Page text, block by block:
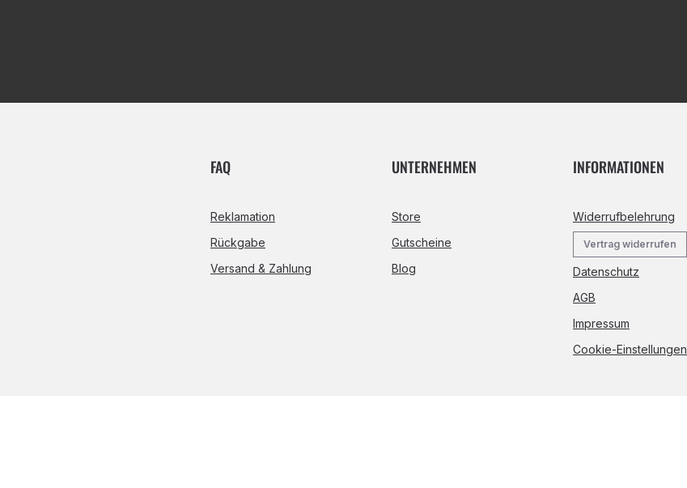
FAQ
Reklamation
Rückgabe
Versand & Zahlung
UNTERNEHMEN
Store
Gutscheine
Blog
INFORMATIONEN
Widerrufbelehrung
Vertrag widerrufen
Datenschutz
AGB
Impressum
Cookie-Einstellungen